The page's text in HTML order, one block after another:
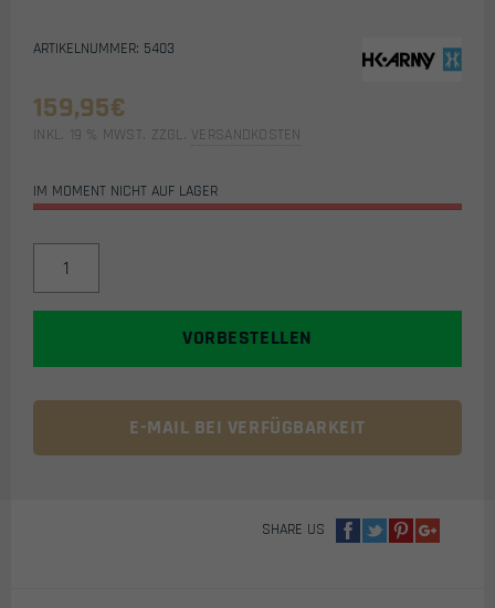
ARTIKELNUMMER: 5403
159,95€
INKL. 19 % MWST. ZZGL. VERSANDKOSTEN
IM MOMENT NICHT AUF LAGER
ARMY
EXPAND
(SHROUD
VORBESTELLEN
E-MAIL BEI VERFÜGBARKEIT
SHARE US